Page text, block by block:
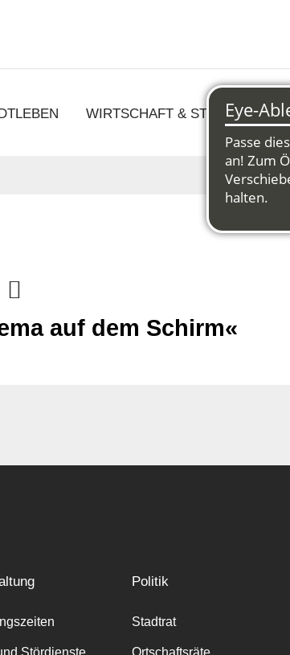
WIRTSCHAFT &
auf dem Schirm«
Stördienste
Politik
Stadtrat
Ortschaftsräte